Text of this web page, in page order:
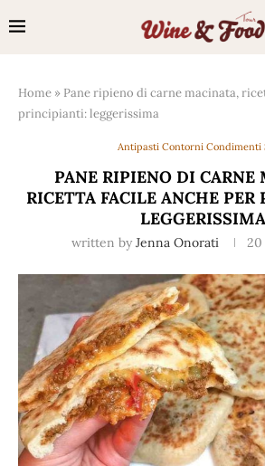
Home » Pane ripieno di carne macinata,
principianti: leggerissima
Antipasti Contorni Condimenti
PANE RIPIENO DI CARNE
RICETTA FACILE ANCHE
LEGGERISSIMA
written by Jenna Onorati 20